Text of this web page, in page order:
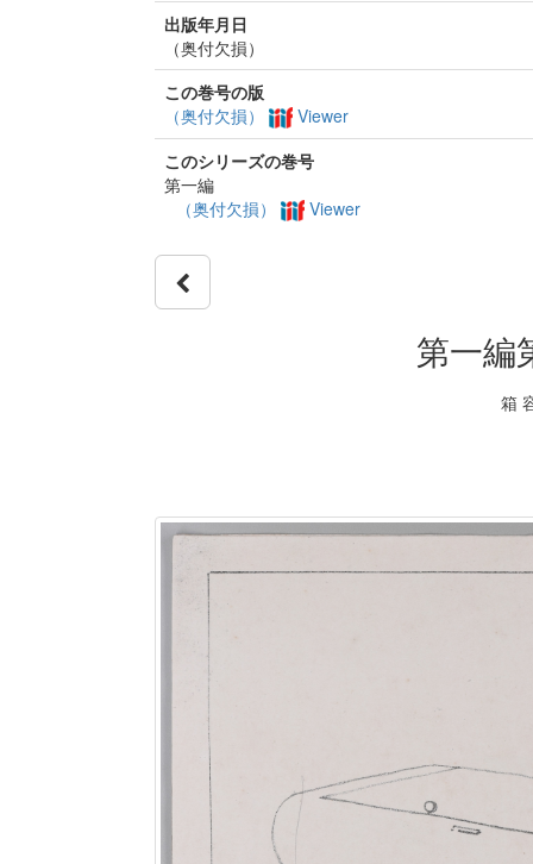
出版年月日
（奥付欠損）
この巻号の版
（奥付欠損）
Viewer
このシリーズの巻号
第一編
（奥付欠損）
Viewer
第一
箱